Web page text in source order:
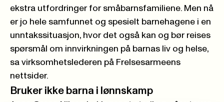
ekstra utfordringer for småbarnsfamiliene. Men nå
er jo hele samfunnet og spesielt barnehagene i en
unntakssituasjon, hvor det også kan og bør reises
spørsmål om innvirkningen på barnas liv og helse,
sa virksomhetslederen på Frelsesarmeens
nettsider.
Bruker ikke barna i lønnskamp